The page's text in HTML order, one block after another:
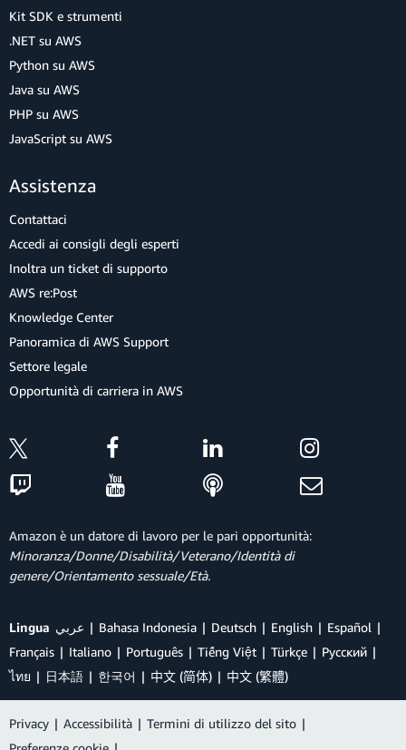
Kit SDK e strumenti
.NET su AWS
Python su AWS
Java su AWS
PHP su AWS
JavaScript su AWS
Assistenza
Contattaci
Accedi ai consigli degli esperti
Inoltra un ticket di supporto
AWS re:Post
Knowledge Center
Panoramica di AWS Support
Settore legale
Opportunità di carriera in AWS
Amazon è un datore di lavoro per le pari opportunità:
Minoranza/Donne/Disabilità/Veterano/Identità di
genere/Orientamento sessuale/Età.
Lingua عربي Bahasa Indonesia Deutsch English
Español
Français
Italiano Português Tiếng Việt Türkçe
Ρусский
ไทย
日本語 한국어 中文 (简体) 中文 (繁體)
Privacy | Accessibilità | Termini di utilizzo del sito |